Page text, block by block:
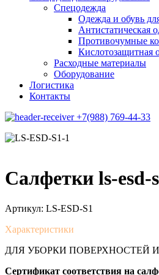
Спецодежда
Одежда и обувь
Антистатическая
Противочумные
Кислотозащитная
Расходные материалы
Оборудование
Логистика
Контакты
+7(988) 769-44-33
Салфетки ls-esd-
Артикул: LS-ESD-S1
Характеристики
ДЛЯ УБОРКИ ПОВЕРХНОСТЕЙ
Сертификат соответствия на